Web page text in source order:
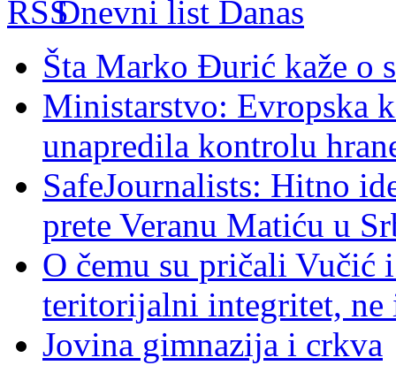
Dnevni list Danas
Šta Marko Đurić kaže o
Ministarstvo: Evropska
unapredila kontrolu
SafeJournalists: Hitno
prete Veranu Matiću u
O čemu su pričali Vučić
teritorijalni integritet, ne
Jovina gimnazija i crkva